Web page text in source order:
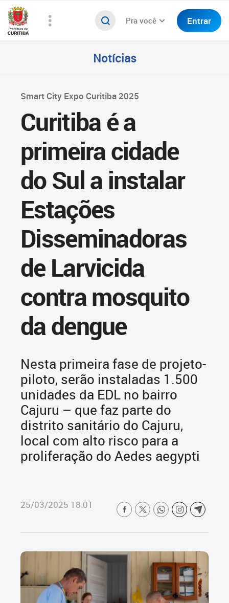
Pra você Entrar
Notícias
Smart City Expo Curitiba 2025
Curitiba é a
primeira cidade
do Sul a instalar
Estações
Disseminadoras
de Larvicida
contra mosquito
da dengue
Nesta primeira fase de projeto-
piloto, serão instaladas 1.500
unidades da EDL no bairro
Cajuru – que faz parte do
distrito sanitário do Cajuru,
local com alto risco para a
proliferação do Aedes aegypti
25/03/2025 18:01